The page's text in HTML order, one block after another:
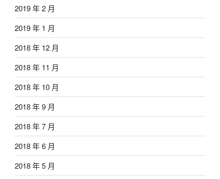
2019 年 2 月
2019 年 1 月
2018 年 12 月
2018 年 11 月
2018 年 10 月
2018 年 9 月
2018 年 7 月
2018 年 6 月
2018 年 5 月